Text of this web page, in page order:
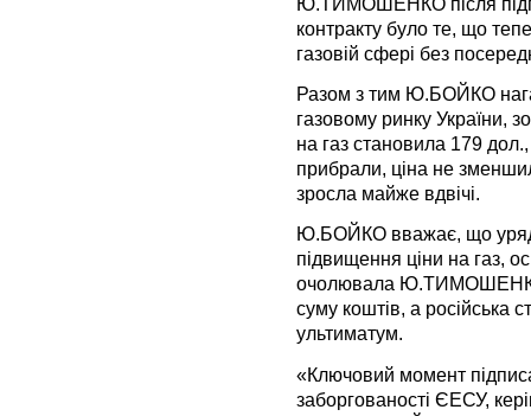
контракту було те, що
газовій сфері без
Разом з тим Ю.БОЙКО
газовому ринку України,
на газ становила 179
прибрали, ціна не
зросла майже вдвічі.
Ю.БОЙКО вважає, що
підвищення ціни на газ,
очолювала
суму коштів, а російська
ультиматум.
«Ключовий момент
заборгованості ЄЕСУ,